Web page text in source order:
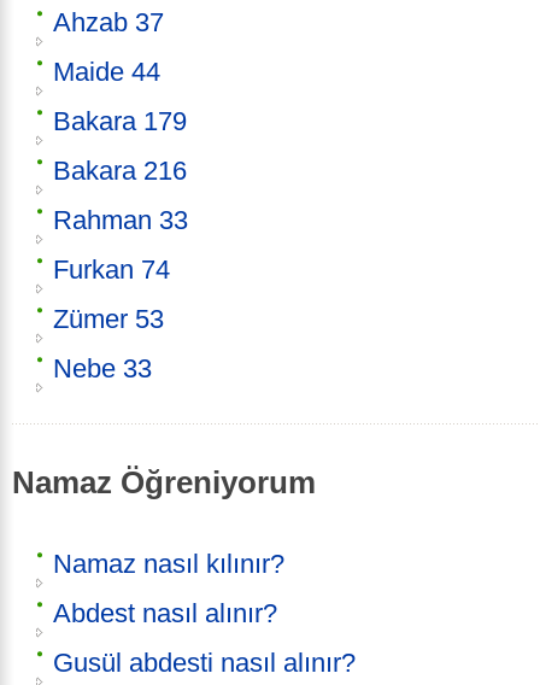
Ahzab 37
Maide 44
Bakara 179
Bakara 216
Rahman 33
Furkan 74
Zümer 53
Nebe 33
Namaz Öğreniyorum
Namaz nasıl kılınır?
Abdest nasıl alınır?
Gusül abdesti nasıl alınır?